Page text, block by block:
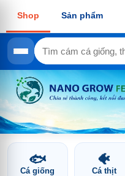
🐟
Cá giống
🐠
Cá thịt
Shop Sản phẩm